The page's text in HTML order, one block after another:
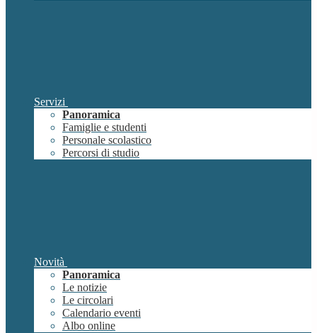
Servizi
Panoramica
Famiglie e studenti
Personale scolastico
Percorsi di studio
Novità
Panoramica
Le notizie
Le circolari
Calendario eventi
Albo online